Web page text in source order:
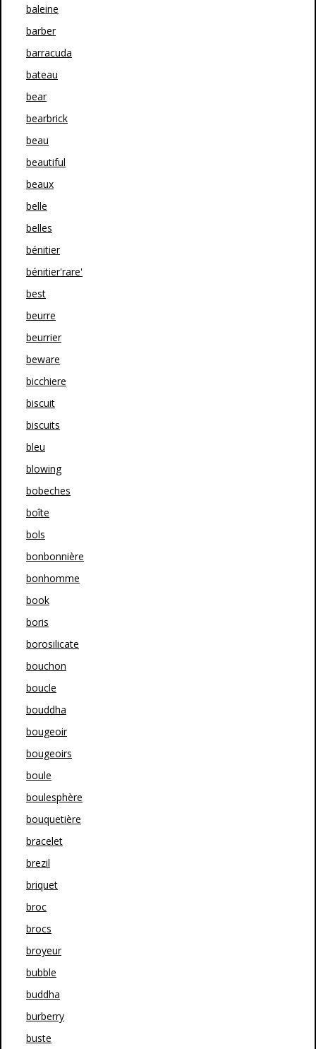
baleine
barber
barracuda
bateau
bear
bearbrick
beau
beautiful
beaux
belle
belles
bénitier
bénitier'rare'
best
beurre
beurrier
beware
bicchiere
biscuit
biscuits
bleu
blowing
bobeches
boîte
bols
bonbonnière
bonhomme
book
boris
borosilicate
bouchon
boucle
bouddha
bougeoir
bougeoirs
boule
boulesphère
bouquetière
bracelet
brezil
briquet
broc
brocs
broyeur
bubble
buddha
burberry
buste